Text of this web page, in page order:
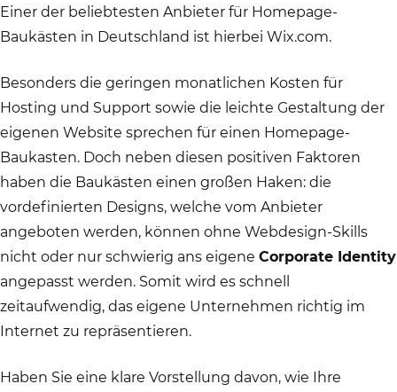
Einer der beliebtesten Anbieter für Homepage-
Baukästen in Deutschland ist hierbei Wix.com.
Besonders die geringen monatlichen Kosten für
Hosting und Support sowie die leichte Gestaltung der
eigenen Website sprechen für einen Homepage-
Baukasten. Doch neben diesen positiven Faktoren
haben die Baukästen einen großen Haken: die
vordefinierten Designs, welche vom Anbieter
angeboten werden, können ohne Webdesign-Skills
nicht oder nur schwierig ans eigene Corporate Identity
angepasst werden. Somit wird es schnell
zeitaufwendig, das eigene Unternehmen richtig im
Internet zu repräsentieren.
Haben Sie eine klare Vorstellung davon, wie Ihre